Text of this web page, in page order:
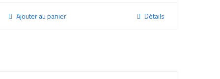
Ajouter au panier Détails